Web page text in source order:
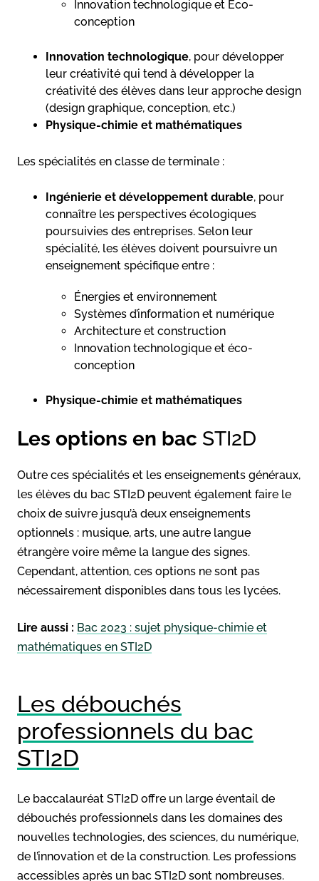
Innovation technologique et Éco-
conception
Innovation technologique, pour développer
leur créativité qui tend à développer la
créativité des élèves dans leur approche design
(design graphique, conception, etc.)
Physique-chimie et mathématiques
Les spécialités en classe de terminale :
Ingénierie et développement durable, pour
connaître les perspectives écologiques
poursuivies des entreprises. Selon leur
spécialité, les élèves doivent poursuivre un
enseignement spécifique entre :
Énergies et environnement
Systèmes d’information et numérique
Architecture et construction
Innovation technologique et éco-
conception
Physique-chimie et mathématiques
Les options en bac STI2D
Outre ces spécialités et les enseignements généraux,
les élèves du bac STI2D peuvent également faire le
choix de suivre jusqu’à deux enseignements
optionnels : musique, arts, une autre langue
étrangère voire même la langue des signes.
Cependant, attention, ces options ne sont pas
nécessairement disponibles dans tous les lycées.
Lire aussi : Bac 2023 : sujet physique-chimie et
mathématiques en STI2D
Les débouchés
professionnels du bac
STI2D
Le baccalauréat STI2D offre un large éventail de
débouchés professionnels dans les domaines des
nouvelles technologies, des sciences, du numérique,
de l’innovation et de la construction. Les professions
accessibles après un bac STI2D sont nombreuses.